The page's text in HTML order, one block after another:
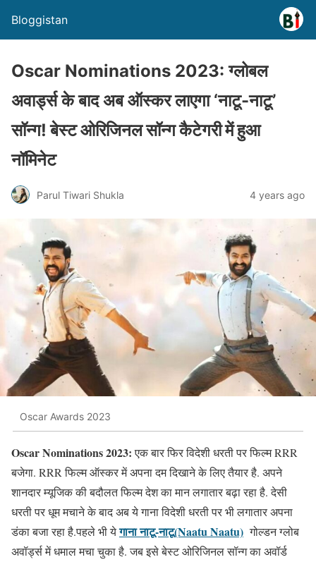
Bloggistan
Oscar Nominations 2023:ग्लोबल
अवार्ड्स के बाद अब ऑस्कर लाएगा‘नाटू-नाटू’
सॉन्ग! बेस्ट ओरिजिनल सॉन्ग कैटेगरी में हुआ
नॉमिनेट
Parul Tiwari Shukla 4 years ago
Oscar Awards 2023
Oscar Nominations 2023:एक बार फिर विदेशी धरती पर फिल्म RRR
बजेगा. RRR फिल्म ऑस्कर में अपना दम दिखाने के लिए तैयार है. अपने
शानदार म्यूजिक की बदौलत फिल्म देश का मान लगातार बढ़ा रहा है. देसी
धरती पर धूम मचाने के बाद अब ये गाना विदेशी धरती पर भी लगातार अपना
डंका बजा रहा है.पहले भी येगाना नाटू-नाटू(Naatu Naatu) गोल्डन ग्लोब
अवॉर्ड्स में धमाल मचा चुका है. जब इसे बेस्ट ओरिजिनल सॉन्ग का अवॉर्ड